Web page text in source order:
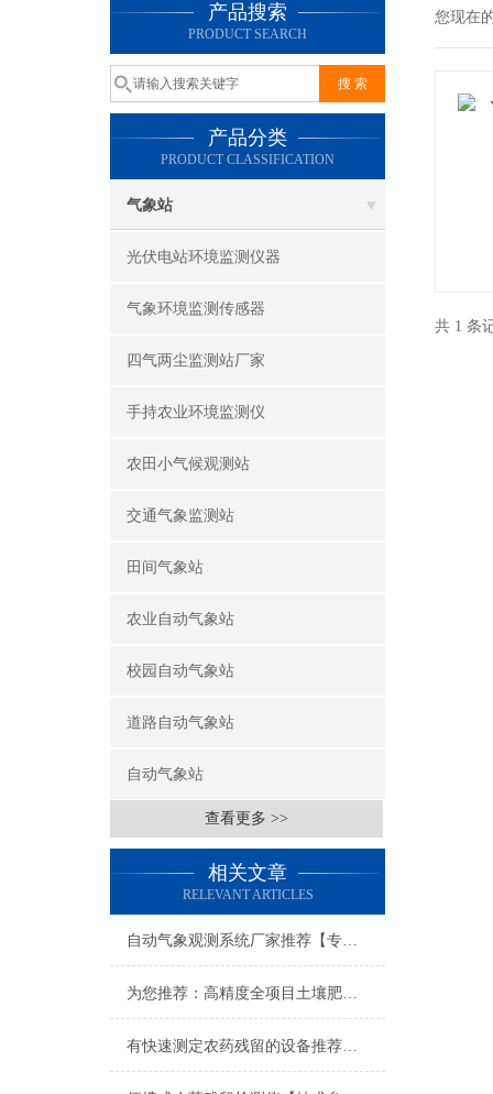
产品搜索
PRODUCT SEARCH
产品分类
PRODUCT CLASSIFICATION
气象站
光伏电站环境监测仪器
气象环境监测传感器
四气两尘监测站厂家
手持农业环境监测仪
农田小气候观测站
交通气象监测站
田间气象站
农业自动气象站
校园自动气象站
道路自动气象站
自动气象站
查看更多 >>
相关文章
RELEVANT ARTICLES
自动气象观测系统厂家推荐【专业生产气象站的好厂家】
为您推荐：高精度全项目土壤肥料养分检测仪厂家【2021厂家大全】
有快速测定农药残留的设备推荐吗·2023行业精选山东云唐仪器
您现在
共 1 条